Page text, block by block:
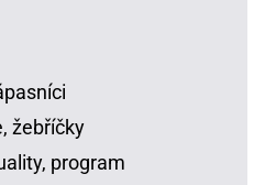
žebříčky
program